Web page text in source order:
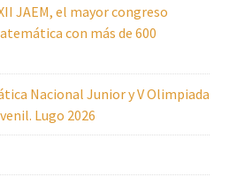
JAEM, el mayor congreso
con más de 600
Nacional Junior y V Olimpiada
Lugo 2026